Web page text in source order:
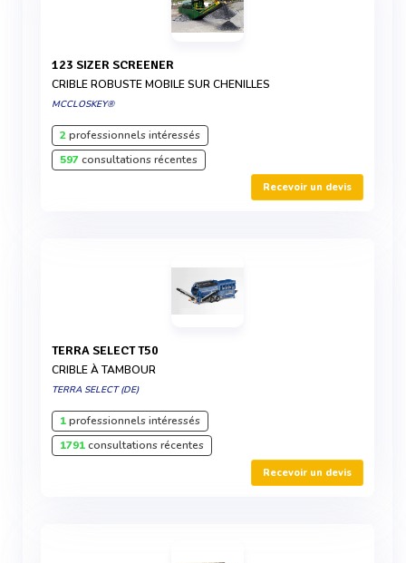
123 SIZER SCREENER
CRIBLE ROBUSTE MOBILE SUR CHENILLES
MCCLOSKEY®
2professionnels intéressés
597consultations récentes
Recevoir un devis
TERRA SELECT T50
CRIBLE À TAMBOUR
TERRA SELECT (DE)
1professionnels intéressés
1791consultations récentes
Recevoir un devis